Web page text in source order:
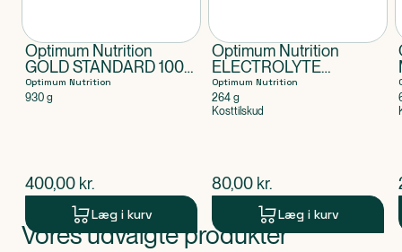
Optimum Nutrition
GOLD STANDARD 100%
ISOLATE Vanilla
Optimum Nutrition
930 g
$nuværende pris
400,00 kr.
Læg i kurv
Optimum Nutrition
ELECTROLYTE
FOREST BERRIES
264G
Optimum Nutrition
264 g
Kosttilskud
$nuværende pris
80,00 kr.
Læg i kurv
Produkt 1 af 0
Vores udvalgte produkter